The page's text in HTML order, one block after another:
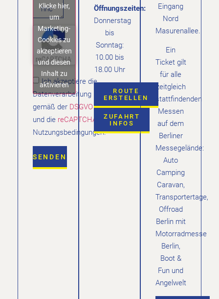
Klicke hier,
um
Marketing-
Cookies zu
akzeptieren
und diesen
Inhalt zu
aktivieren
Ich akzeptiere die
Datenverarbeitung
gemäß derDSGVO
und die reCAPTCHA
Nutzungsbedingungen.
SENDEN
Öffnungszeiten:
Donnerstag
bis
Sonntag:
10.00 bis
18.00 Uhr
ROUTE
ERSTELLEN
ZUFAHRT
INFOS
Eingang
Nord
Masurenallee.
Ein
Ticket gilt
für alle
zeitgleich
stattfindenden
Messen
auf dem
Berliner
Messegelände:
Auto
Camping
Caravan,
Transportertage,
Offroad
Berlin mit
Motorradmesse
Berlin,
Boot &
Fun und
Angelwelt